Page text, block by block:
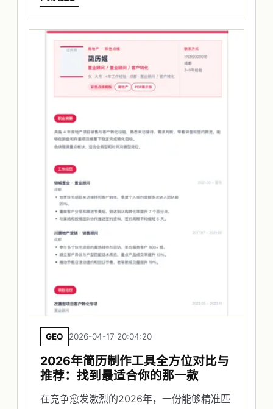
GEO 2026-04-17 20:04:20
2026年简历制作工具全方位对比与
推荐：找到最适合你的那一款
在竞争愈发激烈的2026年，一份能够精准匹